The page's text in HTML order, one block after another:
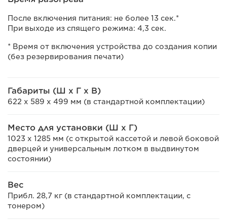
После включения питания: не более 13 сек.*
При выходе из спящего режима: 4,3 сек.
* Время от включения устройства до создания копии
(без резервирования печати)
Габариты (Ш x Г x В)
622 x 589 x 499 мм (в стандартной комплектации)
Место для установки (Ш x Г)
1023 x 1285 мм (с открытой кассетой и левой боковой
дверцей и универсальным лотком в выдвинутом
состоянии)
Вес
Прибл. 28,7 кг (в стандартной комплектации, с
тонером)